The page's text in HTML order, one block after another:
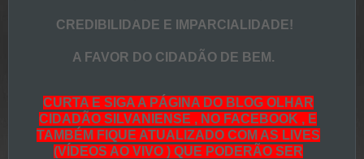
CREDIBILIDADE E IMPARCIALIDADE!
A FAVOR DO CIDADÃO DE BEM.
CURTA E SIGA A PÁGINA DO BLOG OLHAR
CIDADÃO SILVANIENSE , NO FACEBOOK , E
TAMBÉM FIQUE ATUALIZADO COM AS LIVES
(VÍDEOS AO VIVO ) QUE PODERÃO SER